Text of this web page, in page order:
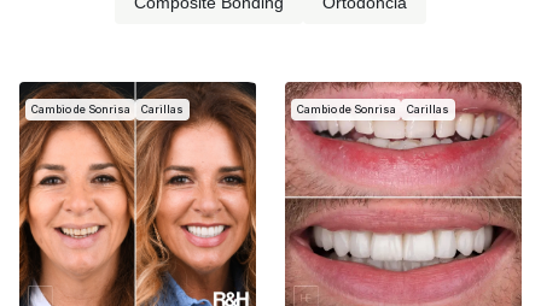
Cambio de Sonrisa Carillas Cambio de Sonrisa Carillas